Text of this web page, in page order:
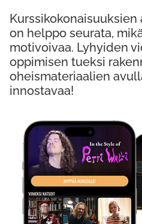
Kokeile
on helppo seurata,
motivoivaa. Lyhyiden
oppimisen tueksi
oheismateriaalien
innostavaa!